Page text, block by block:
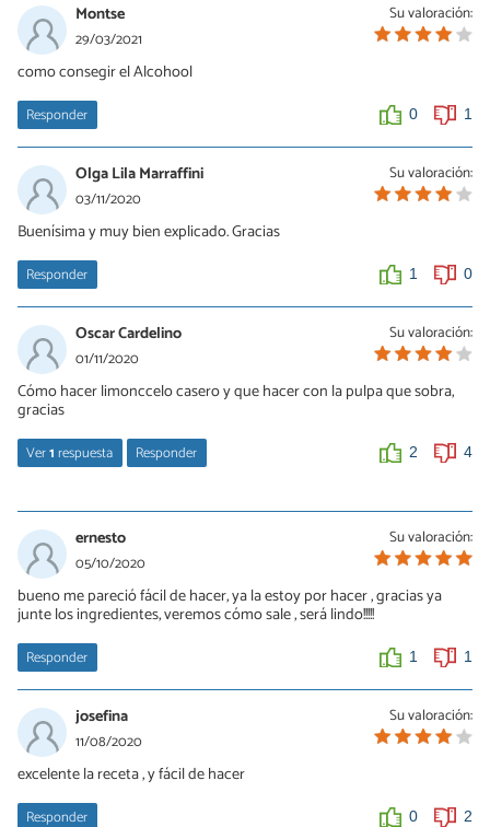
Su valoración:
Montse
29/03/2021
como consegir el Alcohool
Responder 0 1
Su valoración:
Olga Lila Marraffini
03/11/2020
Buenísima y muy bien explicado. Gracias
Responder 1 0
Su valoración:
Oscar Cardelino
01/11/2020
Cómo hacer limonccelo casero y que hacer con la pulpa que sobra,
gracias
Ver1respuesta Responder 2 4
03/11/2021
primero usas el limon para lo que lo uses habitualmente y con la
cascara haces el licor
Su valoración:
ernesto
05/10/2020
bueno me pareció fácil de hacer, ya la estoy por hacer , gracias ya
junte los ingredientes, veremos cómo sale , será lindo!!!!!
Responder 1 1
Su valoración:
josefina
11/08/2020
excelente la receta , y fácil de hacer
Responder 0 2